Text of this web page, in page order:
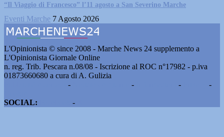
“Il Viaggio di Francesco” l’11 agosto a San Severino Marche
Eventi Marche 7 Agosto 2026
L'Opinionista © since 2008 - Marche News 24 supplemento a
L'Opinionista Giornale Online
n. reg. Trib. Pescara n.08/08 - Iscrizione al ROC n°17982 - p.iva
01873660680 a cura di A. Gulizia
- - -
-
SOCIAL:
-